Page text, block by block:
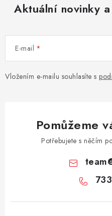
Aktuální novinky
E-mail
Vložením e-mailu souhlasíte s
Pomůžeme
Potřebujete s něčím
team